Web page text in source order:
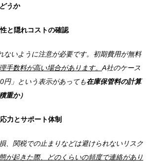
うか
と隠れコストの確認
ないように注意が必要です。初期費用が無料
手数料が高い場合があります。A社のケース
円」という表示があっても在庫保管料の計算
重か）
力とサポート体制
、関税での止まりなどは避けられないリスク
が起きた際、どのくらいの頻度で連絡があり